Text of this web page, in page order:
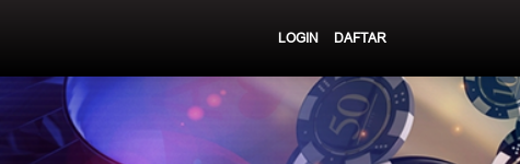
LOGIN DAFTAR